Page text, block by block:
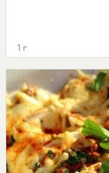
1 г